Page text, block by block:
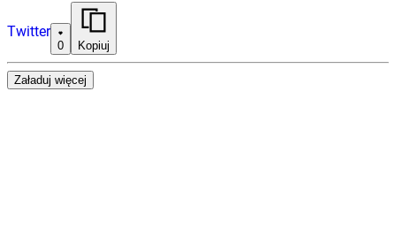
Twitter
0 Kopiuj
Załaduj więcej